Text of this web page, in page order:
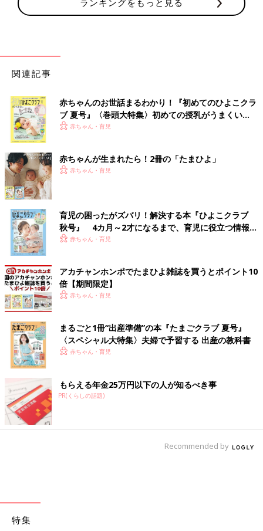
ランキングをもっと見る
関連記事
赤ちゃんのお世話まるわかり！『初めてのひよこクラ
ブ 夏号』〈巻頭大特集〉初めての授乳がうまくい
く！ おっぱい・ミルクの基本と夏のトラブル 解決テ
赤ちゃん・育児
赤ちゃんが生まれたら！2冊の「たまひよ」
赤ちゃん・育児
育児の困ったがズバリ！解決する本『ひよこクラブ
秋号』 4カ月～2才になるまで、育児に役立つ情報が
いっぱい！
赤ちゃん・育児
アカチャンホンポでたまひよ雑誌を買うとポイント10
倍【期間限定】
赤ちゃん・育児
まるごと1冊“出産準備”の本『たまごクラブ 夏号』
〈スペシャル大特集〉夫婦で予習する 出産の教科書
赤ちゃん・育児
もらえる年金25万円以下の人が知るべき事
PR(くらしの話題)
Recommended by
特集